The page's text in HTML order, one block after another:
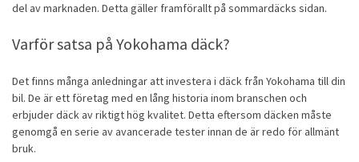
del av marknaden. Detta gäller framförallt på sommardäcks sidan.
Varför satsa på Yokohama däck?
Det finns många anledningar att investera i däck från Yokohama till din
bil. De är ett företag med en lång historia inom branschen och
erbjuder däck av riktigt hög kvalitet. Detta eftersom däcken måste
genomgå en serie av avancerade tester innan de är redo för allmänt
bruk.